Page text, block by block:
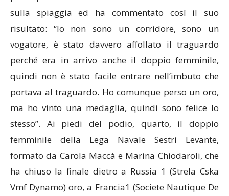
sulla spiaggia ed ha commentato così il suo
risultato: “Io non sono un corridore, sono un
vogatore, è stato davvero affollato il traguardo
perché era in arrivo anche il doppio femminile,
quindi non è stato facile entrare nell’imbuto che
portava al traguardo. Ho comunque perso un oro,
ma ho vinto una medaglia, quindi sono felice lo
stesso”. Ai piedi del podio, quarto, il doppio
femminile della Lega Navale Sestri Levante,
formato da Carola Maccà e Marina Chiodaroli, che
ha chiuso la finale dietro a Russia 1 (Strela Cska
Vmf Dynamo) oro, a Francia1 (Societe Nautique De